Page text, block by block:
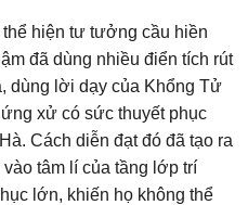
hiện tư tưởng cầu hiền
đã dùng nhiều điển tích rút
dùng lời dạy của Khổng Tử
xử có sức thuyết phục
Cách diễn đạt đó đã tạo ra
tâm lí của tầng lớp trí
lớn, khiến họ không thể